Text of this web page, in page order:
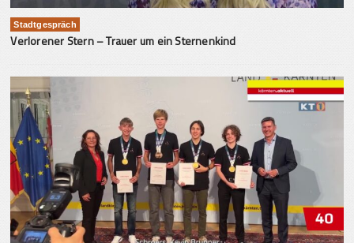
Stadtgespräch
Verlorener Stern – Trauer um ein Sternenkind